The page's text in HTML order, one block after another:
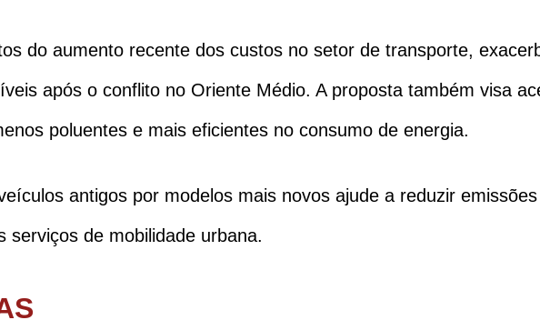
do aumento recente dos custos no setor de transporte,
após o conflito no Oriente Médio. A proposta também visa
poluentes e mais eficientes no consumo de energia.
antigos por modelos mais novos ajude a reduzir
serviços de mobilidade urbana.